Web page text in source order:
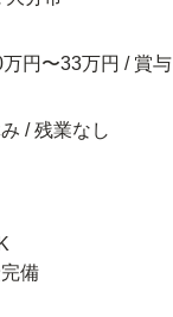
万円〜33万円 / 賞
/ 残業なし
備